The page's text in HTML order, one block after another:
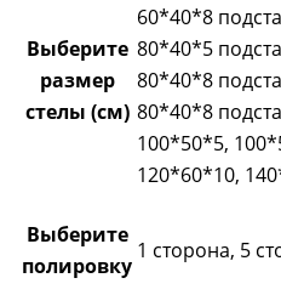
Выберите
размер
стелы (см)
60*40*8
80*40*5
80*40*8
80*40*8
100*50*5,
120*60*10,
Выберите
полировку
1 сторона, 5